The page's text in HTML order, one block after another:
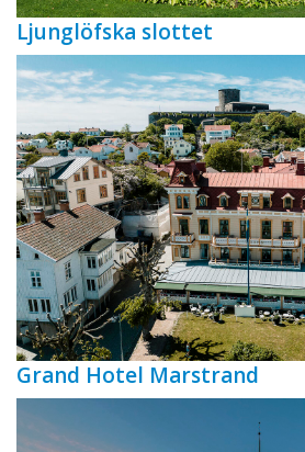
Ljunglöfska slottet
Grand Hotel Marstrand